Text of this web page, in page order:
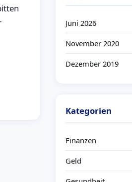
Juni 2026
November 2020
Dezember 2019
Kategorien
Finanzen
Geld